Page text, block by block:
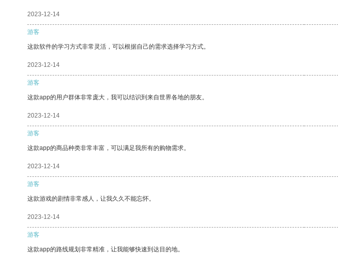
2023-12-14
游客
这款软件的学习方式非常灵活，可以根据自己的需求选择学习方式。
2023-12-14
游客
这款app的用户群体非常庞大，我可以结识到来自世界各地的朋友。
2023-12-14
游客
这款app的商品种类非常丰富，可以满足我所有的购物需求。
2023-12-14
游客
这款游戏的剧情非常感人，让我久久不能忘怀。
2023-12-14
游客
这款app的路线规划非常精准，让我能够快速到达目的地。